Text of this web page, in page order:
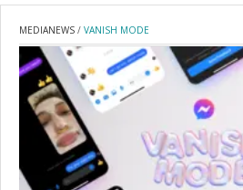
MEDIANEWS / VANISH MODE